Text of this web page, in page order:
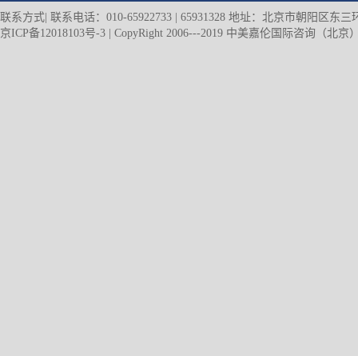
联系方式| 联系电话：010-65922733 | 65931328 地址：北京市朝阳区东
京ICP备12018103号-3 | CopyRight 2006---2019 中美嘉伦国际咨询（北